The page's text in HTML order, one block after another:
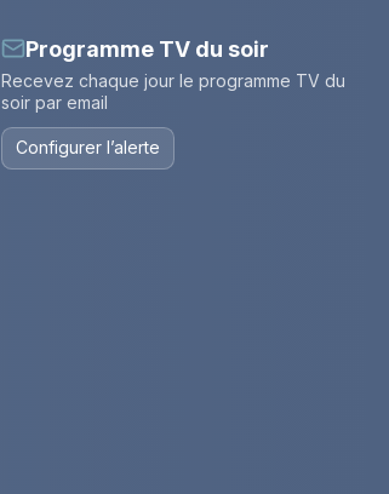
Programme TV du soir
Recevez chaque jour le programme TV du
soir par email
Configurer l’alerte